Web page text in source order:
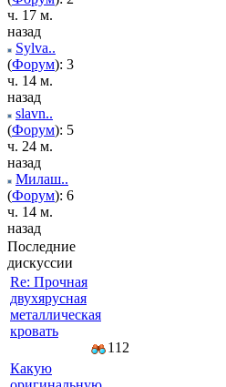
ч. 17 м.
назад
Sylva..
(Форум): 3
ч. 14 м.
назад
slavn..
(Форум): 5
ч. 24 м.
назад
Милаш..
(Форум): 6
ч. 14 м.
назад
Последние
дискуссии
Re: Прочная
двухярусная
металлическая
кровать
112
Какую